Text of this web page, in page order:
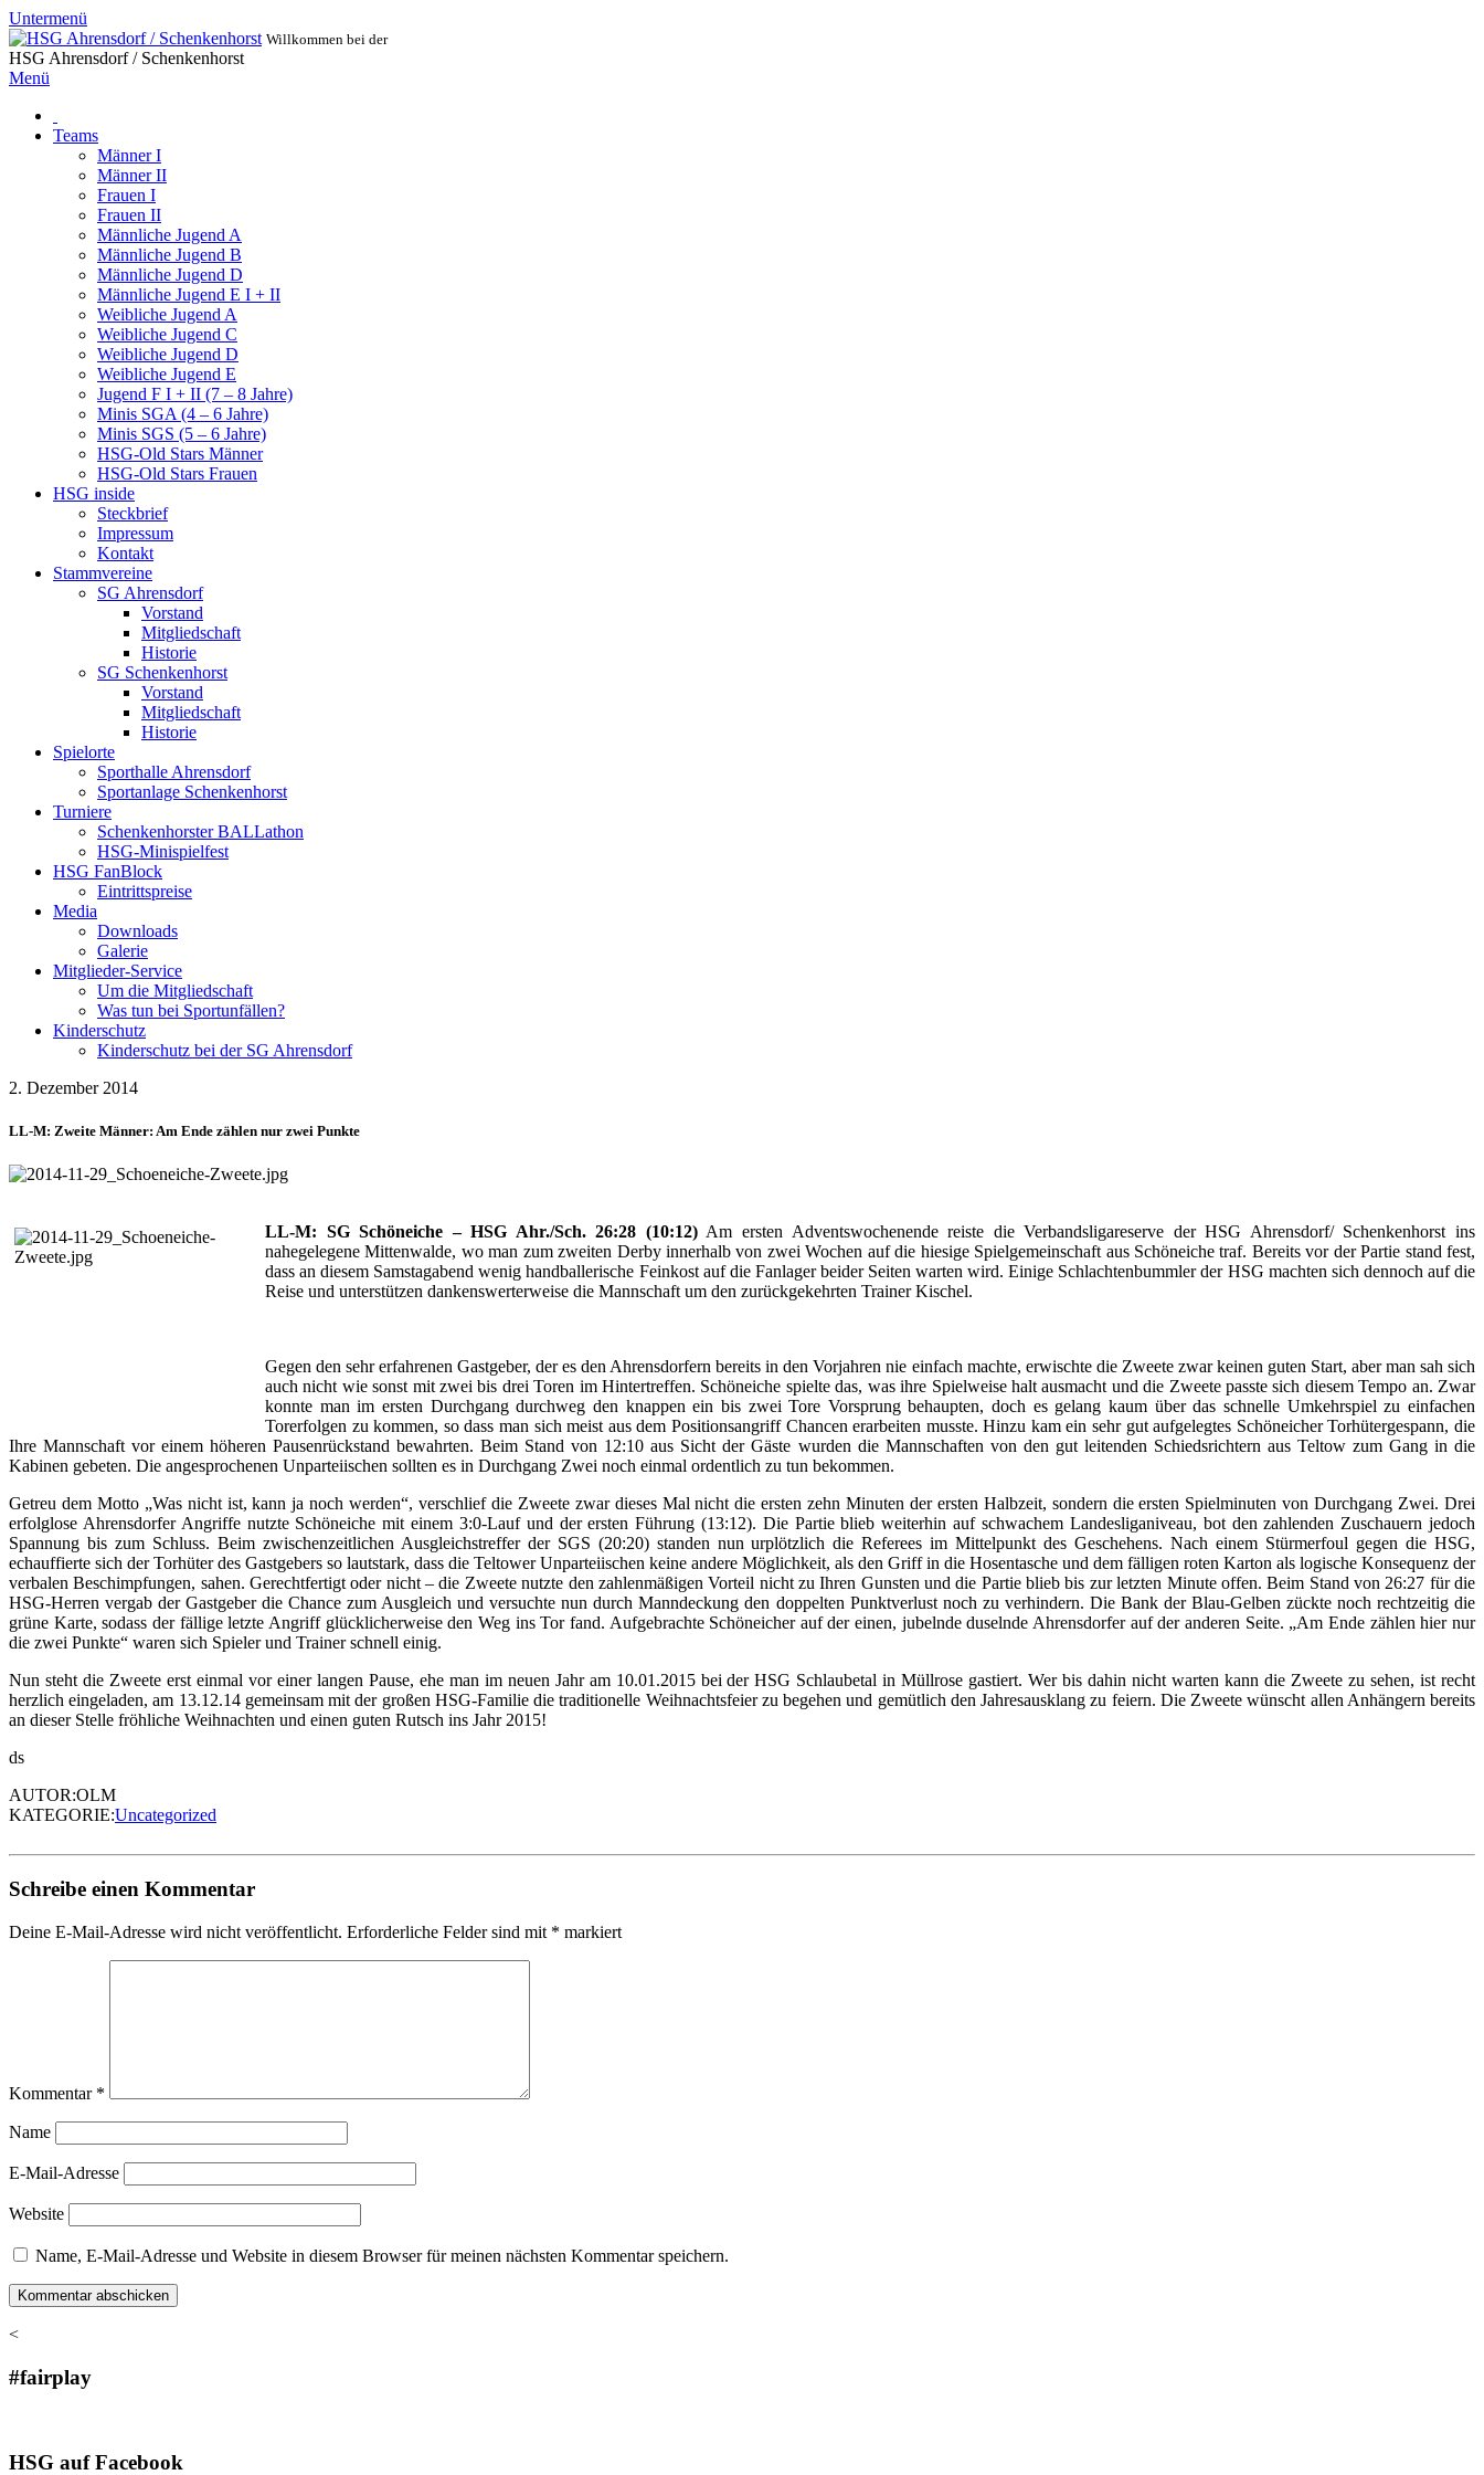
Untermenü
Willkommen bei der
HSG Ahrensdorf / Schenkenhorst
Menü
Teams
Männer I
Männer II
Frauen I
Frauen II
Männliche Jugend A
Männliche Jugend B
Männliche Jugend D
Männliche Jugend E I + II
Weibliche Jugend A
Weibliche Jugend C
Weibliche Jugend D
Weibliche Jugend E
Jugend F I + II (7 – 8 Jahre)
Minis SGA (4 – 6 Jahre)
Minis SGS (5 – 6 Jahre)
HSG-Old Stars Männer
HSG-Old Stars Frauen
HSG inside
Steckbrief
Impressum
Kontakt
Stammvereine
SG Ahrensdorf
Vorstand
Mitgliedschaft
Historie
SG Schenkenhorst
Vorstand
Mitgliedschaft
Historie
Spielorte
Sporthalle Ahrensdorf
Sportanlage Schenkenhorst
Turniere
Schenkenhorster BALLathon
HSG-Minispielfest
HSG FanBlock
Eintrittspreise
Media
Downloads
Galerie
Mitglieder-Service
Um die Mitgliedschaft
Was tun bei Sportunfällen?
Kinderschutz
Kinderschutz bei der SG Ahrensdorf
2. Dezember 2014
LL-M: Zweite Männer: Am Ende zählen nur zwei Punkte
LL-M: SG Schöneiche – HSG Ahr./Sch. 26:28 (10:12)Am ersten Adventswochenende reiste die Verbandsligareserve der HSG Ahrensdorf/ Schenkenhorst ins
nahegelegene Mittenwalde, wo man zum zweiten Derby innerhalb von zwei Wochen auf die hiesige Spielgemeinschaft aus Schöneiche traf. Bereits vor der Partie stand fest,
dass an diesem Samstagabend wenig handballerische Feinkost auf die Fanlager beider Seiten warten wird. Einige Schlachtenbummler der HSG machten sich dennoch auf die
Reise und unterstützen dankenswerterweise die Mannschaft um den zurückgekehrten Trainer Kischel.
Gegen den sehr erfahrenen Gastgeber, der es den Ahrensdorfern bereits in den Vorjahren nie einfach machte, erwischte die Zweete zwar keinen guten Start, aber man sah sich
auch nicht wie sonst mit zwei bis drei Toren im Hintertreffen. Schöneiche spielte das, was ihre Spielweise halt ausmacht und die Zweete passte sich diesem Tempo an. Zwar
konnte man im ersten Durchgang durchweg den knappen ein bis zwei Tore Vorsprung behaupten, doch es gelang kaum über das schnelle Umkehrspiel zu einfachen
Torerfolgen zu kommen, so dass man sich meist aus dem Positionsangriff Chancen erarbeiten musste. Hinzu kam ein sehr gut aufgelegtes Schöneicher Torhütergespann, die
Ihre Mannschaft vor einem höheren Pausenrückstand bewahrten. Beim Stand von 12:10 aus Sicht der Gäste wurden die Mannschaften von den gut leitenden Schiedsrichtern aus Teltow zum Gang in die
Kabinen gebeten. Die angesprochenen Unparteiischen sollten es in Durchgang Zwei noch einmal ordentlich zu tun bekommen.
Getreu dem Motto „Was nicht ist, kann ja noch werden“, verschlief die Zweete zwar dieses Mal nicht die ersten zehn Minuten der ersten Halbzeit, sondern die ersten Spielminuten von Durchgang Zwei. Drei
erfolglose Ahrensdorfer Angriffe nutzte Schöneiche mit einem 3:0-Lauf und der ersten Führung (13:12). Die Partie blieb weiterhin auf schwachem Landesliganiveau, bot den zahlenden Zuschauern jedoch
Spannung bis zum Schluss. Beim zwischenzeitlichen Ausgleichstreffer der SGS (20:20) standen nun urplötzlich die Referees im Mittelpunkt des Geschehens. Nach einem Stürmerfoul gegen die HSG,
echauffierte sich der Torhüter des Gastgebers so lautstark, dass die Teltower Unparteiischen keine andere Möglichkeit, als den Griff in die Hosentasche und dem fälligen roten Karton als logische Konsequenz der
verbalen Beschimpfungen, sahen. Gerechtfertigt oder nicht – die Zweete nutzte den zahlenmäßigen Vorteil nicht zu Ihren Gunsten und die Partie blieb bis zur letzten Minute offen. Beim Stand von 26:27 für die
HSG-Herren vergab der Gastgeber die Chance zum Ausgleich und versuchte nun durch Manndeckung den doppelten Punktverlust noch zu verhindern. Die Bank der Blau-Gelben zückte noch rechtzeitig die
grüne Karte, sodass der fällige letzte Angriff glücklicherweise den Weg ins Tor fand. Aufgebrachte Schöneicher auf der einen, jubelnde duselnde Ahrensdorfer auf der anderen Seite. „Am Ende zählen hier nur
die zwei Punkte“ waren sich Spieler und Trainer schnell einig.
Nun steht die Zweete erst einmal vor einer langen Pause, ehe man im neuen Jahr am 10.01.2015 bei der HSG Schlaubetal in Müllrose gastiert. Wer bis dahin nicht warten kann die Zweete zu sehen, ist recht
herzlich eingeladen, am 13.12.14 gemeinsam mit der großen HSG-Familie die traditionelle Weihnachtsfeier zu begehen und gemütlich den Jahresausklang zu feiern. Die Zweete wünscht allen Anhängern bereits
an dieser Stelle fröhliche Weihnachten und einen guten Rutsch ins Jahr 2015!
ds
AUTOR:OLM
KATEGORIE:Uncategorized
Schreibe einen Kommentar
Deine E-Mail-Adresse wird nicht veröffentlicht. Erforderliche Felder sind mit * markiert
Kommentar *
Name
E-Mail-Adresse
Website
Name, E-Mail-Adresse und Website in diesem Browser für meinen nächsten Kommentar speichern.
<
#fairplay
HSG auf Facebook